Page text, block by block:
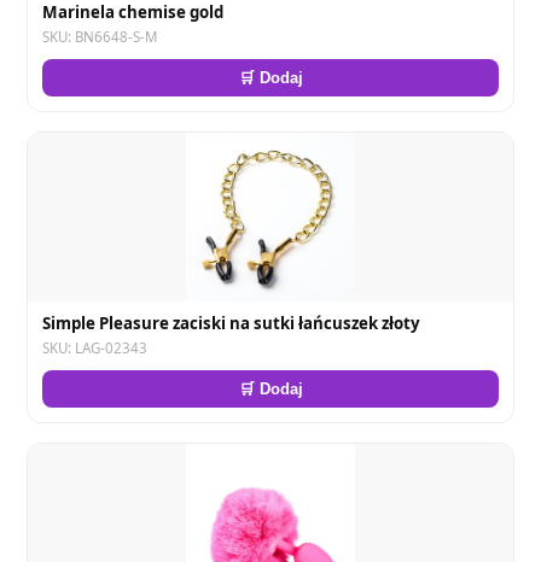
Marinela chemise gold
SKU: BN6648-S-M
🛒 Dodaj
Simple Pleasure zaciski na sutki łańcuszek złoty
SKU: LAG-02343
🛒 Dodaj